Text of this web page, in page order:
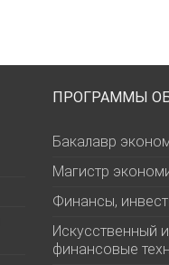
ПРОГРАММЫ
Бакалавр
Магистр
Финансы,
Искусственный
финансовые